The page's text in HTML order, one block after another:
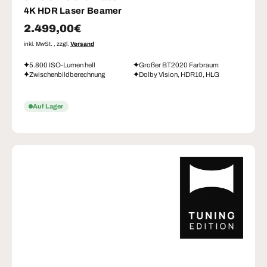
4K HDR Laser Beamer
Normaler Preis
2.499,00€
inkl. MwSt. , zzgl. Versand
5.800 ISO-Lumen hell
Großer BT2020 Farbraum
Zwischenbildberechnung
Dolby Vision, HDR10, HLG
Auf Lager